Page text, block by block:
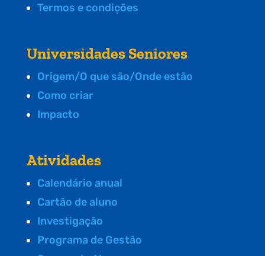
Termos e condições
Universidades Seniores
Origem/O que são/Onde estão
Como criar
Impacto
Atividades
Calendário anual
Cartão de aluno
Investigação
Programa de Gestão